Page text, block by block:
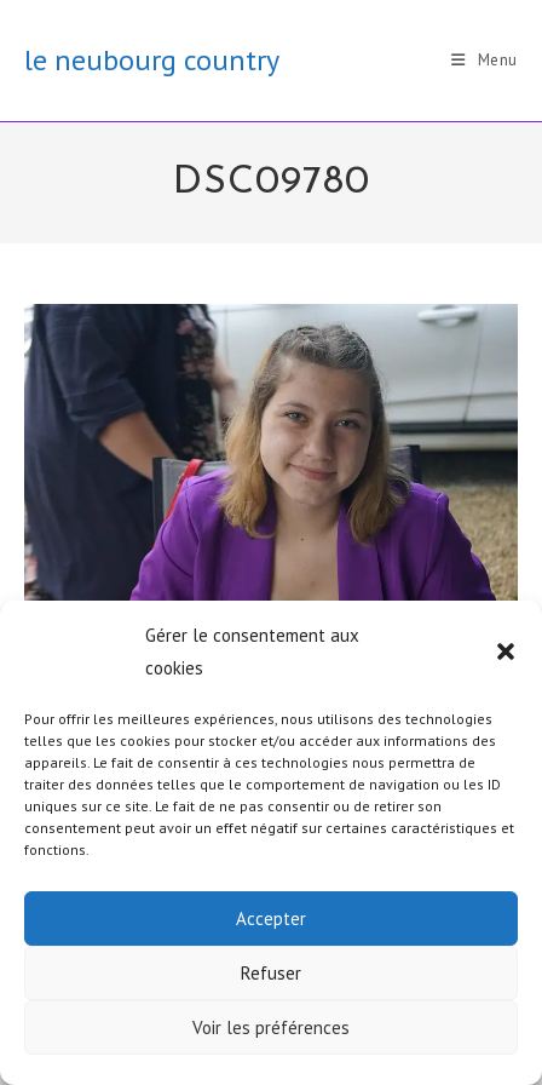
Gérer le consentement aux
cookies
Pour offrir les meilleures expériences, nous utilisons des technologies
telles que les cookies pour stocker et/ou accéder aux informations des
appareils. Le fait de consentir à ces technologies nous permettra de
traiter des données telles que le comportement de navigation ou les ID
uniques sur ce site. Le fait de ne pas consentir ou de retirer son
consentement peut avoir un effet négatif sur certaines caractéristiques et
fonctions.
Accepter
Refuser
Voir les préférences
contentle neubourg country Menu
DSC09780
© COPYRIGHT - OCEANWP THEME BY NICK